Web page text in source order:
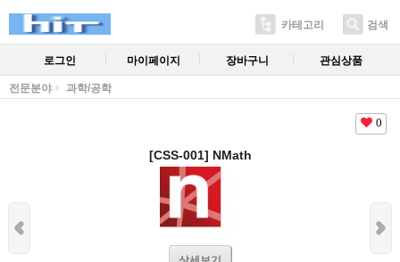
카테고리 검색
로그인 마이페이지 장바구니 관심상품
전문분야 과학/공학
0
[CSS-001] NMath